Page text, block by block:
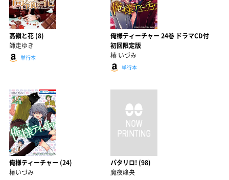
高嶺と花 (8)
師走ゆき
単行本
俺様ティーチャー 24巻 ドラマCD付
初回限定版
椿 いづみ
単行本
俺様ティーチャー (24)
椿いづみ
パタリロ! (98)
魔夜峰央